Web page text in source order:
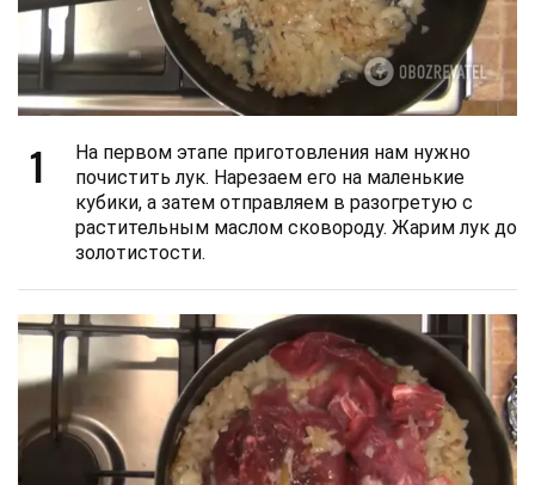
1
На первом этапе приготовления нам нужно
почистить лук. Нарезаем его на маленькие
кубики, а затем отправляем в разогретую с
растительным маслом сковороду. Жарим лук до
золотистости.